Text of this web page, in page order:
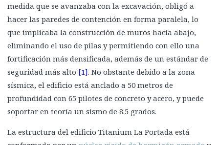
medida que se avanzaba con la excavación, obligó a
hacer las paredes de contención en forma paralela, lo
que implicaba la construcción de muros hacia abajo,
eliminando el uso de pilas y permitiendo con ello una
fortificación más densificada, además de un estándar de
seguridad más alto [1]. No obstante debido a la zona
sísmica, el edificio está anclado a 50 metros de
profundidad con 65 pilotes de concreto y acero, y puede
soportar en teoría un sismo de 8.5 grados.
La estructura del edificio Titanium La Portada está